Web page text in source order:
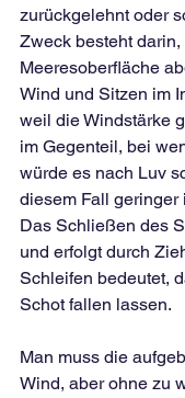
zurückgelehnt oder
Zweck besteht
Meeresoberfläche
Wind und Sitzen im
weil die Windstärke
im Gegenteil, bei
würde es nach Luv
diesem Fall geringer
Das Schließen des
und erfolgt durch
Schleifen bedeutet,
Schot fallen lassen.
Man muss die
Wind, aber ohne zu